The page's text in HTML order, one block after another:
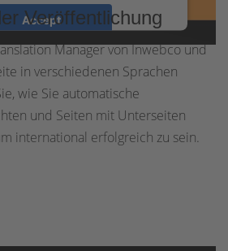
Accept
byUsercentrics Consent
Platform&eRecht24
Veröffentlichung
Manager von Inwebco und
in verschiedenen Sprachen
wie Sie automatische
und Seiten mit Unterseiten
international erfolgreich zu sein.